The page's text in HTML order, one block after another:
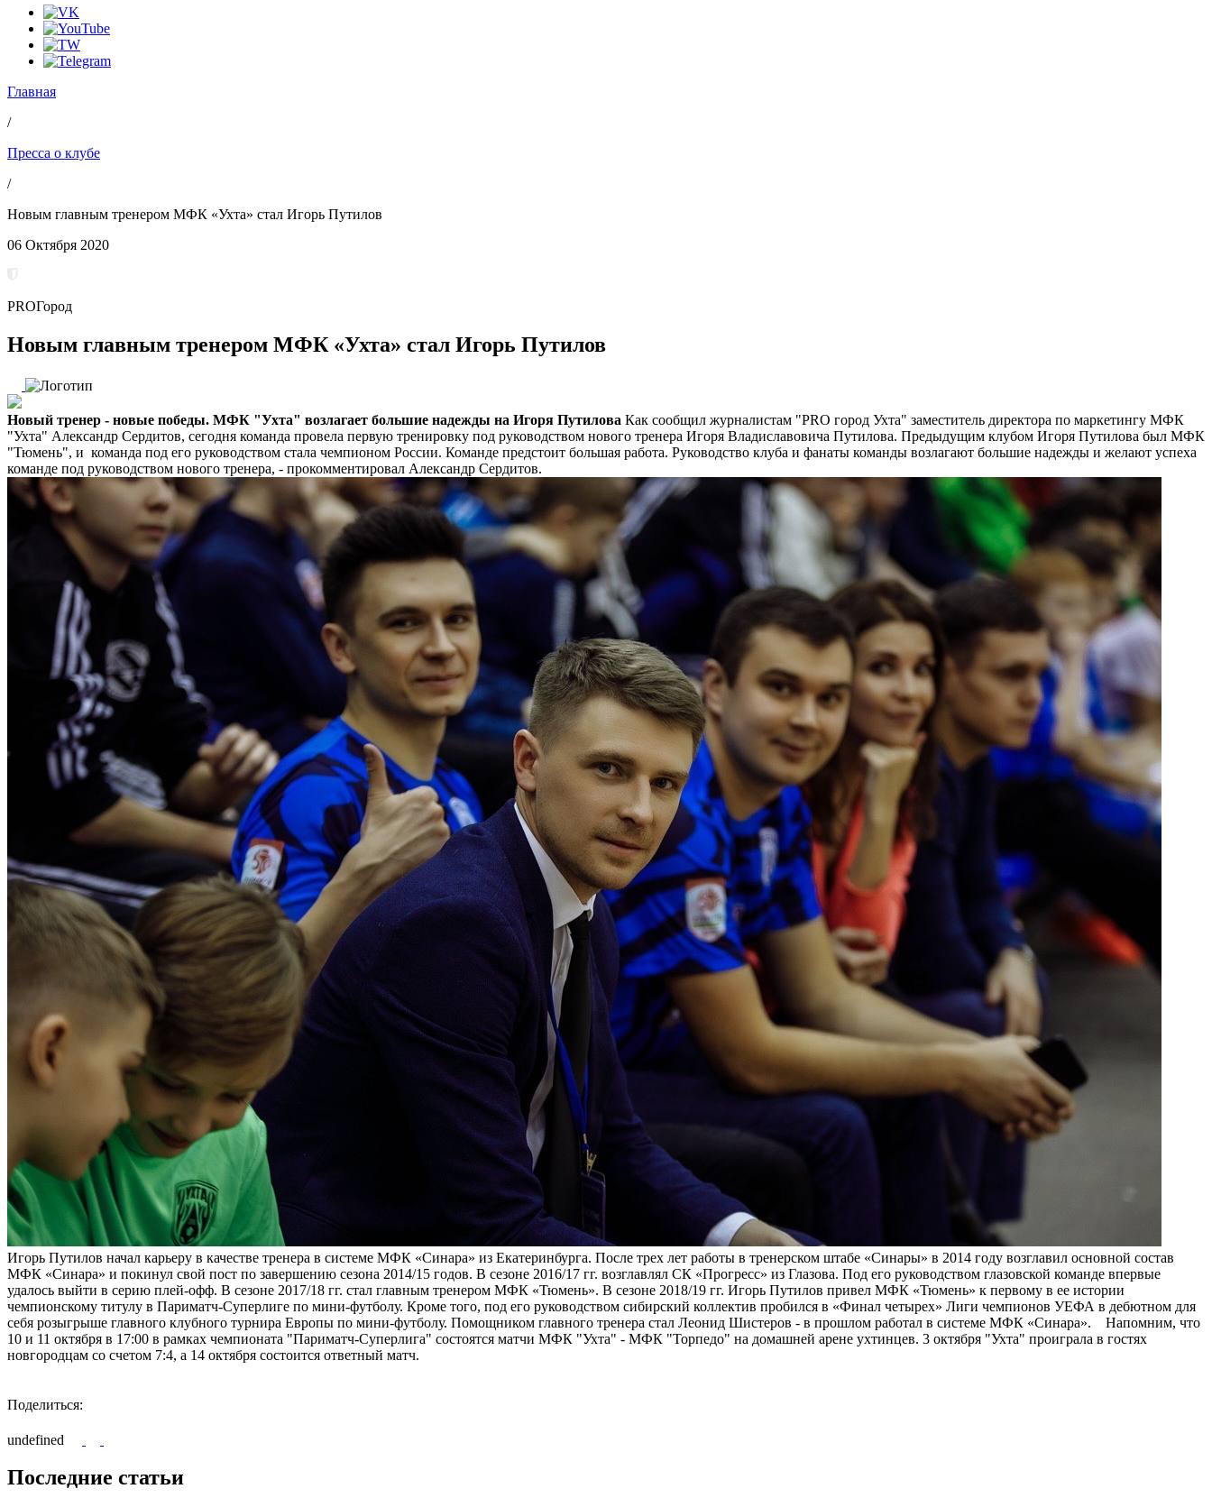
Главная
/
Пресса о клубе
/
Новым главным тренером МФК «Ухта» стал Игорь Путилов
06 Октября 2020
PROГород
Новым главным тренером МФК «Ухта» стал Игорь Путилов
Новый тренер - новые победы. МФК "Ухта" возлагает большие надежды на Игоря Путилова Как сообщил журналистам "PRO город Ухта" заместитель директора по маркетингу МФК
"Ухта" Александр Сердитов, сегодня команда провела первую тренировку под руководством нового тренера Игоря Владиславовича Путилова. Предыдущим клубом Игоря Путилова был МФК
"Тюмень", и команда под его руководством стала чемпионом России. Команде предстоит большая работа. Руководство клуба и фанаты команды возлагают большие надежды и желают успеха
команде под руководством нового тренера, - прокомментировал Александр Сердитов.
Игорь Путилов начал карьеру в качестве тренера в системе МФК «Синара» из Екатеринбурга. После трех лет работы в тренерском штабе «Синары» в 2014 году возглавил основной состав
МФК «Синара» и покинул свой пост по завершению сезона 2014/15 годов. В сезоне 2016/17 гг. возглавлял СК «Прогресс» из Глазова. Под его руководством глазовской команде впервые
удалось выйти в серию плей-офф. В сезоне 2017/18 гг. стал главным тренером МФК «Тюмень». В сезоне 2018/19 гг. Игорь Путилов привел МФК «Тюмень» к первому в ее истории
чемпионскому титулу в Париматч-Суперлиге по мини-футболу. Кроме того, под его руководством сибирский коллектив пробился в «Финал четырех» Лиги чемпионов УЕФА в дебютном для
себя розыгрыше главного клубного турнира Европы по мини-футболу. Помощником главного тренера стал Леонид Шистеров - в прошлом работал в системе МФК «Синара».
Напомним, что
10 и 11 октября в 17:00 в рамках чемпионата "Париматч-Суперлига" состоятся матчи МФК "Ухта" - МФК "Торпедо" на домашней арене ухтинцев. 3 октября "Ухта" проиграла в гостях
новгородцам со счетом 7:4, а 14 октября состоится ответный матч.
Поделиться:
undefined
Последние статьи